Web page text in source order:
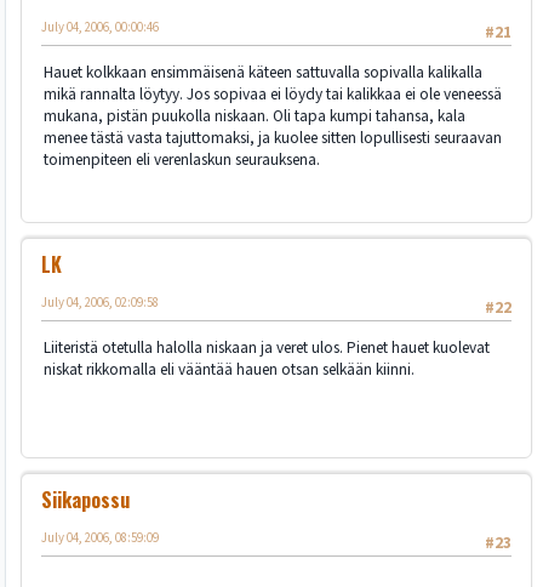
#21
July 04, 2006, 00:00:46
Hauet kolkkaan ensimmäisenä käteen sattuvalla sopivalla kalikalla
mikä rannalta löytyy. Jos sopivaa ei löydy tai kalikkaa ei ole veneessä
mukana, pistän puukolla niskaan. Oli tapa kumpi tahansa, kala
menee tästä vasta tajuttomaksi, ja kuolee sitten lopullisesti seuraavan
toimenpiteen eli verenlaskun seurauksena.
LK
#22
July 04, 2006, 02:09:58
Liiteristä otetulla halolla niskaan ja veret ulos. Pienet hauet kuolevat
niskat rikkomalla eli vääntää hauen otsan selkään kiinni.
Siikapossu
#23
July 04, 2006, 08:59:09